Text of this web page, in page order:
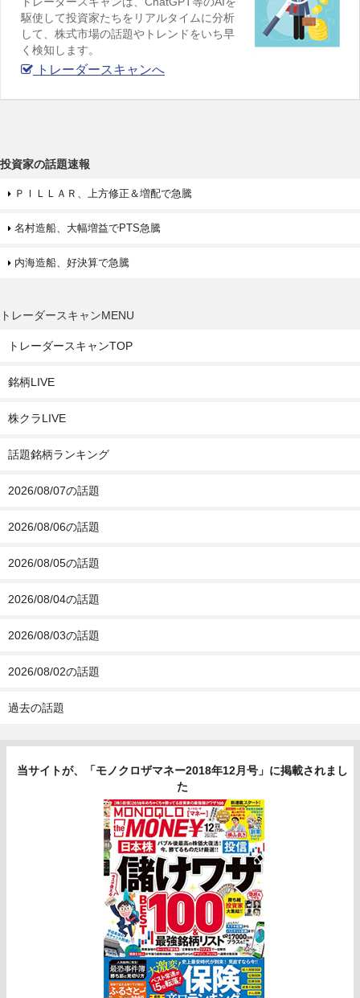
駆使して投資家たちをリアルタイムに分析
して、株式市場の話題やトレンドをいち早
く検知します。
トレーダースキャンへ
投資家の話題速報
ＰＩＬＬＡＲ、上方修正＆増配で急騰
名村造船、大幅増益でPTS急騰
内海造船、好決算で急騰
トレーダースキャンMENU
トレーダースキャンTOP
銘柄LIVE
株クラLIVE
話題銘柄ランキング
2026/08/07の話題
2026/08/06の話題
2026/08/05の話題
2026/08/04の話題
2026/08/03の話題
2026/08/02の話題
過去の話題
当サイトが、「モノクロザマネー2018年12月号」に掲載されまし
た